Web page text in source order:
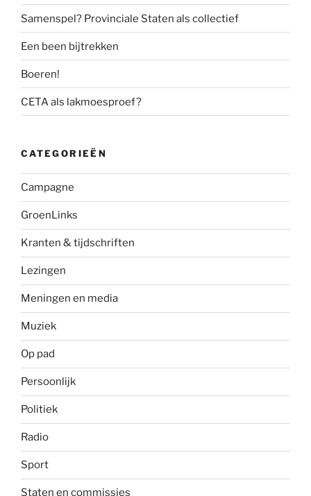
Samenspel? Provinciale Staten als collectief
Een been bijtrekken
Boeren!
CETA als lakmoesproef?
CATEGORIEËN
Campagne
GroenLinks
Kranten & tijdschriften
Lezingen
Meningen en media
Muziek
Op pad
Persoonlijk
Politiek
Radio
Sport
Staten en commissies